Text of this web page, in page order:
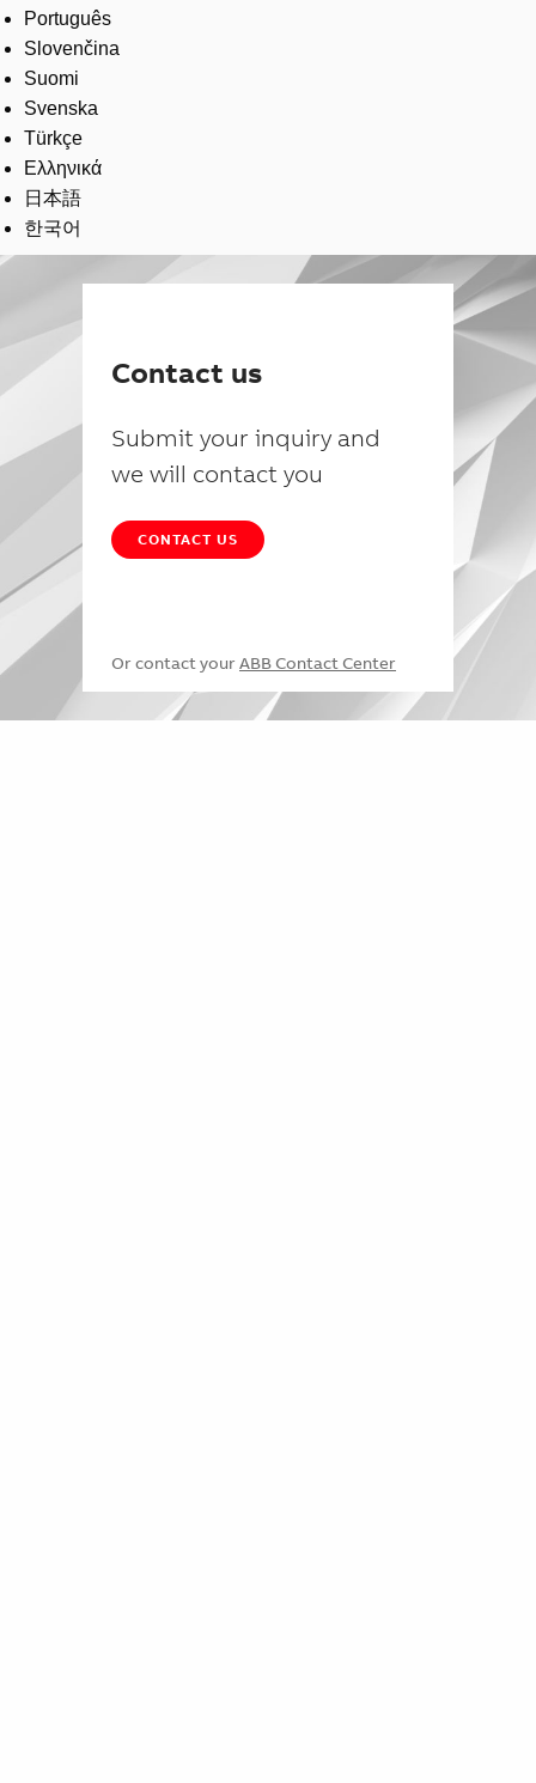
Português
Slovenčina
Suomi
Svenska
Türkçe
Ελληνικά
日本語
한국어
Contact us
Submit your inquiry and
we will contact you
CONTACT US
Or contact your ABB Contact Center